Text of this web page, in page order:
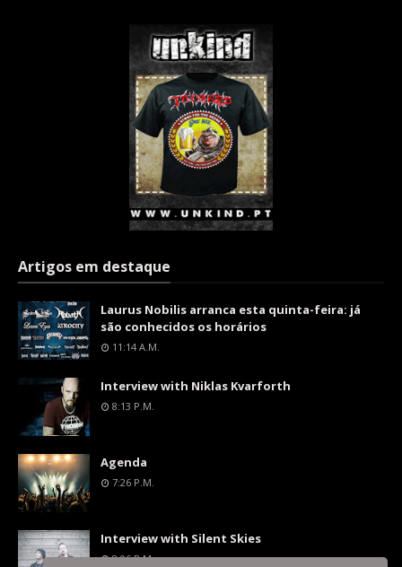
Artigos em destaque
Laurus Nobilis arranca esta quinta-feira: já
são conhecidos os horários
11:14 A.m.
Interview with Niklas Kvarforth
8:13 P.m.
Agenda
7:26 P.m.
Interview with Silent Skies
8:06 P.m.